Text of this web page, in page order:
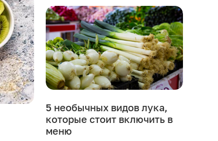
5 необычных видов лука,
которые стоит включить в
меню